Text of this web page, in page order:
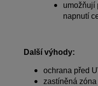
umožňují
napnutí
Další výhody:
ochrana před
zastíněná